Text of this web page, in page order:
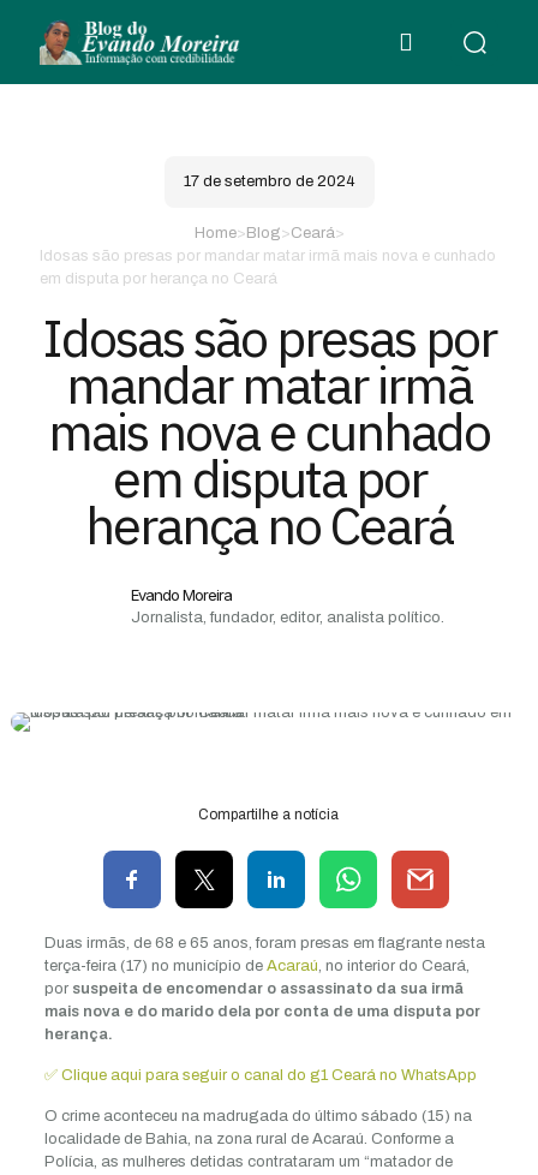
17 de setembro de 2024
Home> Blog>Ceará>
Idosas são presas por mandar matar irmã mais nova e cunhado
em disputa por herança no Ceará
Idosas são presas por
mandar matar irmã
mais nova e cunhado
em disputa por
herança no Ceará
Evando Moreira
Jornalista, fundador, editor, analista político.
Compartilhe a notícia
Duas irmãs, de 68 e 65 anos, foram presas em flagrante nesta
terça-feira (17) no município de Acaraú, no interior do Ceará,
por suspeita de encomendar o assassinato da sua irmã
mais nova e do marido dela por conta de uma disputa por
herança.
✅ Clique aqui para seguir o canal do g1 Ceará no WhatsApp
O crime aconteceu na madrugada do último sábado (15) na
localidade de Bahia, na zona rural de Acaraú. Conforme a
Polícia, as mulheres detidas contrataram um “matador de